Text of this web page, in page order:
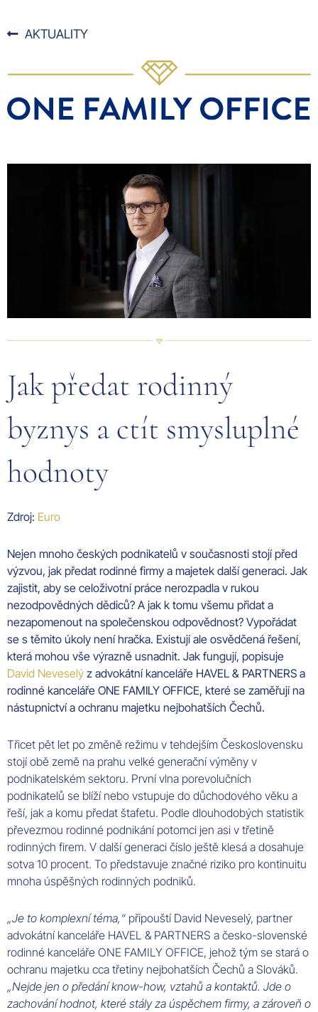
AKTUALITY
Jak předat rodinný
byznys a ctít smysluplné
hodnoty
Zdroj: Euro
Nejen mnoho českých podnikatelů v současnosti stojí před
výzvou, jak předat rodinné firmy a majetek další generaci. Jak
zajistit, aby se celoživotní práce nerozpadla v rukou
nezodpovědných dědiců? A jak k tomu všemu přidat a
nezapomenout na společenskou odpovědnost? Vypořádat
se s těmito úkoly není hračka. Existují ale osvědčená řešení,
která mohou vše výrazně usnadnit. Jak fungují, popisuje
David Neveselý z advokátní kanceláře HAVEL & PARTNERS a
rodinné kanceláře ONE FAMILY OFFICE, které se zaměřují na
nástupnictví a ochranu majetku nejbohatších Čechů.
Třicet pět let po změně režimu v tehdejším Československu
stojí obě země na prahu velké generační výměny v
podnikatelském sektoru. První vlna porevolučních
podnikatelů se blíží nebo vstupuje do důchodového věku a
řeší, jak a komu předat štafetu. Podle dlouhodobých statistik
převezmou rodinné podnikání potomci jen asi v třetině
rodinných firem. V další generaci číslo ještě klesá a dosahuje
sotva 10 procent. To představuje značné riziko pro kontinuitu
mnoha úspěšných rodinných podniků.
„Je to komplexní téma,“ připouští David Neveselý, partner
advokátní kanceláře HAVEL & PARTNERS a česko-slovenské
rodinné kanceláře ONE FAMILY OFFICE, jehož tým se stará o
ochranu majetku cca třetiny nejbohatších Čechů a Slováků.
„Nejde jen o předání know-how, vztahů a kontaktů. Jde o
zachování hodnot, které stály za úspěchem firmy, a zároveň o